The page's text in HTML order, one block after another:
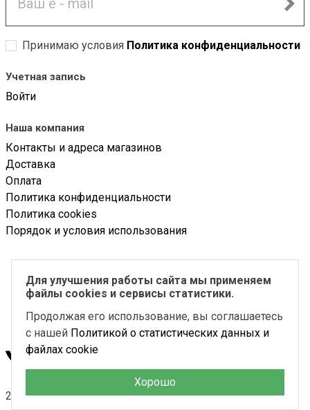
Принимаю условия Политика конфиденциальности
Учетная запись
Войти
Наша компания
Контакты и адреса магазинов
Доставка
Оплата
Политика конфиденциальности
Политика cookies
Порядок и условия использования
ООО «Солоной»
ИНН 5018181325
2026 © Solo Noi Все права защищены.
Для улучшения работы сайта мы применяем
файлы cookies и сервисы статистики.
Продолжая его использование, вы соглашаетесь
с нашей Политикой о статистических данных и
файлах cookie
Хорошо